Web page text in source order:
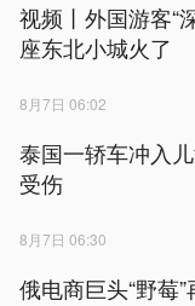
视频丨外国游客“
座东北小城火了
8月7日 06:02
泰国一轿车冲入
受伤
8月7日 06:30
俄电商巨头“野莓